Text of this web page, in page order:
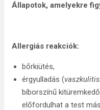
Állapotok, amelyekre
Allergiás reakciók:
bőrkiütés,
érgyulladás (
bíborszínű
előfordulhat a test